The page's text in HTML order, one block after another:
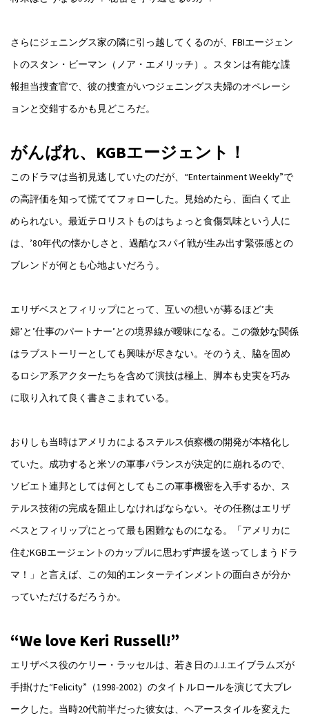
さらにジェニングス家の隣に引っ越してくるのが、FBIエージェン
トのスタン・ビーマン（ノア・エメリッチ）。スタンは有能な諜
報担当捜査官で、彼の捜査がいつジェニングス夫婦のオペレーシ
ョンと交錯するかも見どころだ。
がんばれ、KGBエージェント！
このドラマは当初見逃していたのだが、“Entertainment Weekly”で
の高評価を知って慌ててフォローした。見始めたら、面白くて止
められない。最近テロリストものはちょっと食傷気味という人に
は、’80年代の懐かしさと、過酷なスパイ戦が生み出す緊張感との
ブレンドが何とも心地よいだろう。
エリザベスとフィリップにとって、互いの想いが募るほど’夫
婦’と’仕事のパートナー’との境界線が曖昧になる。この微妙な関係
はラブストーリーとしても興味が尽きない。そのうえ、脇を固め
るロシア系アクターたちを含めて演技は極上、脚本も史実を巧み
に取り入れて良く書きこまれている。
おりしも当時はアメリカによるステルス偵察機の開発が本格化し
ていた。成功すると米ソの軍事バランスが決定的に崩れるので、
ソビエト連邦としては何としてもこの軍事機密を入手するか、ス
テルス技術の完成を阻止しなければならない。その任務はエリザ
ベスとフィリップにとって最も困難なものになる。「アメリカに
住むKGBエージェントのカップルに思わず声援を送ってしまうドラ
マ！」と言えば、この知的エンターテインメントの面白さが分か
っていただけるだろうか。
“We love Keri Russell!”
エリザベス役のケリー・ラッセルは、若き日のJ.J.エイブラムズが
手掛けた“Felicity”（1998-2002）のタイトルロールを演じて大ブレ
ークした。当時20代前半だった彼女は、ヘアースタイルを変えた